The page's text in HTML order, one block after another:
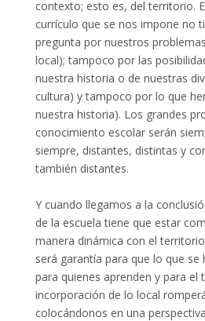
contexto; esto es, del territorio.
currículo que se nos impone no
pregunta por nuestros
local); tampoco por las
nuestra historia o de nuestras
cultura) y tampoco por lo que
nuestra historia). Los grandes
conocimiento escolar serán
siempre, distantes, distintas y
también distantes.
Y cuando llegamos a la
de la escuela tiene que estar
manera dinámica con el
será garantía para que lo que se
para quienes aprenden y para el
incorporación de lo local
colocándonos en una